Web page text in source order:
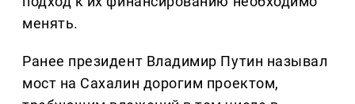
менять.
Ранее президент Владимир Путин называл
мост на Сахалин дорогим проектом,